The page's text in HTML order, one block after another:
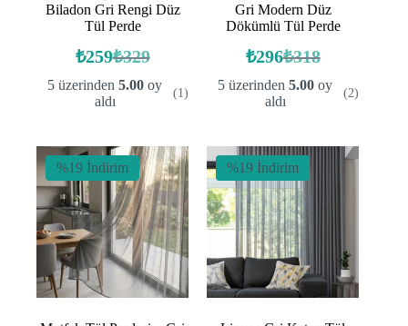
Biladon Gri Rengi Düz
Tül Perde
₺329
Orijinal
fiyat:
₺329.
₺259Şu
andaki
fiyat:
5 üzerinden5.00 oy
aldı
(1)
Gri Modern Düz
Dökümlü Tül Perde
₺318
Orijinal
fiyat:
₺318.
₺296Şu
andaki
fiyat:
5 üzerinden5.00 oy
aldı
(2)
%19 İndirim %19 İndirim